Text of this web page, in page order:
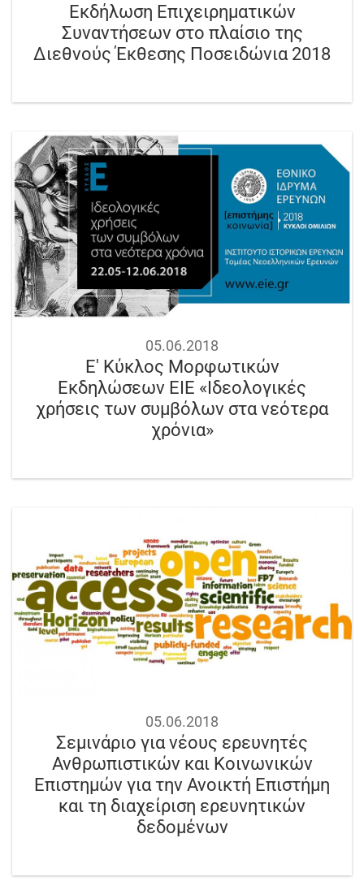
Εκδήλωση Επιχειρηματικών
Συναντήσεων στο πλαίσιο της
Διεθνούς Έκθεσης Ποσειδώνια 2018
05.06.2018
Ε' Κύκλος Μορφωτικών
Εκδηλώσεων ΕΙΕ «Ιδεολογικές
χρήσεις των συμβόλων στα νεότερα
χρόνια»
05.06.2018
Σεμινάριο για νέους ερευνητές
Ανθρωπιστικών και Κοινωνικών
Επιστημών για την Ανοικτή Επιστήμη
και τη διαχείριση ερευνητικών
δεδομένων